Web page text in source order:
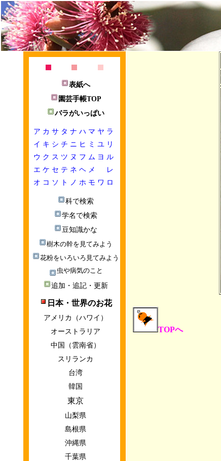
表紙へ
園芸手帳TOP
バラがいっぱい
ア カ サ タ ナ ハ マ ヤ ラ
イ キ シ チ ニ ヒ ミ ユ リ
ウ ク ス ツ ヌ フ ム ヨ ル
エ ケ セ テ ネ ヘ メ
レ
オ コ ソ ト ノ ホ モ ワ ロ
科で検索
学名で検索
豆知識かな
樹木の幹を見てみよう
花粉をいろいろ見てみよう
虫や病気のこと
追加・追記・更新
日本・世界のお花
アメリカ（ハワイ）
オーストラリア
中国（雲南省）
スリランカ
台湾
韓国
東京
山梨県
島根県
沖縄県
千葉県
TOPへ